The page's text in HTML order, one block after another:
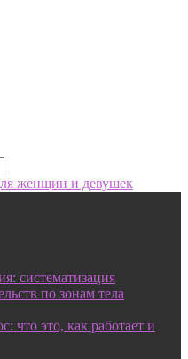
женщин и девушек
систематизация
по зонам тела
что это, как работает и